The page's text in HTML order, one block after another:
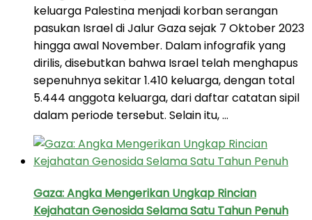
keluarga Palestina menjadi korban serangan
pasukan Israel di Jalur Gaza sejak 7 Oktober 2023
hingga awal November. Dalam infografik yang
dirilis, disebutkan bahwa Israel telah menghapus
sepenuhnya sekitar 1.410 keluarga, dengan total
5.444 anggota keluarga, dari daftar catatan sipil
dalam periode tersebut. Selain itu, …
Gaza: Angka Mengerikan Ungkap Rincian
Kejahatan Genosida Selama Satu Tahun Penuh